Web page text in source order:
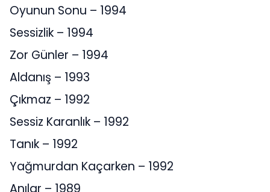
Oyunun Sonu – 1994
Sessizlik – 1994
Zor Günler – 1994
Aldanış – 1993
Çıkmaz – 1992
Sessiz Karanlık – 1992
Tanık – 1992
Yağmurdan Kaçarken – 1992
Anılar – 1989